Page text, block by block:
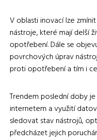
V oblasti inovací lze
nástroje, které mají delší
opotřebení. Dále se
povrchových úprav
proti opotřebení a tím i
Trendem poslední doby
internetem a využití
sledovat stav nástrojů,
předcházet jejich